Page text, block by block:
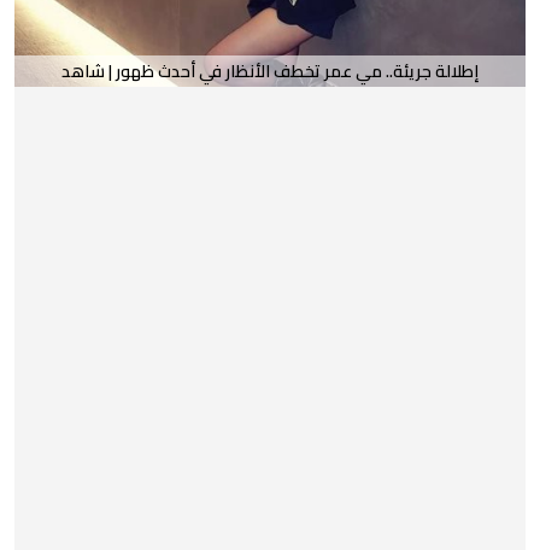
إطلالة جريئة.. مي عمر تخطف الأنظار في أحدث ظهور | شاهد